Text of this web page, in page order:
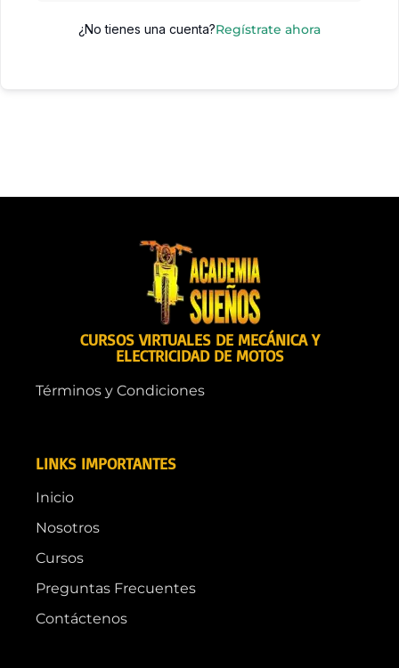
¿No tienes una cuenta?Regístrate ahora
CURSOS VIRTUALES DE MECÁNICA Y
ELECTRICIDAD DE MOTOS
Términos y Condiciones
LINKS IMPORTANTES
Inicio
Nosotros
Cursos
Preguntas Frecuentes
Contáctenos